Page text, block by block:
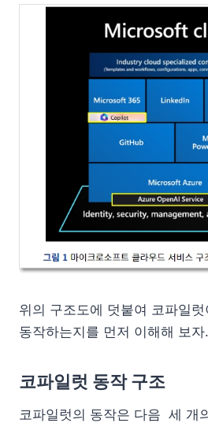
위의 구조도에 덧붙여 코파일
동작하는지를 먼저 이해해 보자.
코파일럿 동작 구조
코파일럿의 동작은 다음 세 개